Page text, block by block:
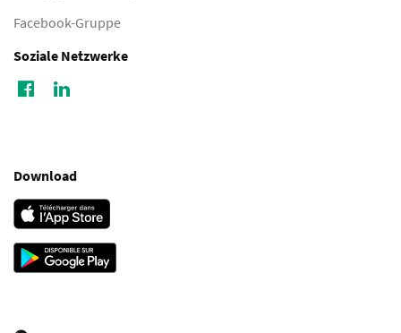
Facebook-Gruppe
Soziale Netzwerke
Download